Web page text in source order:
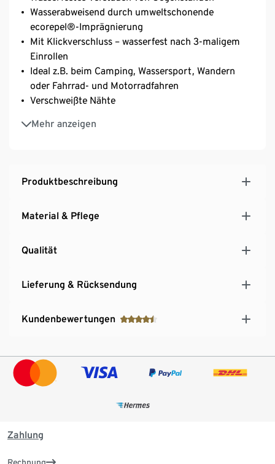
Wasserabweisend durch umweltschonende
ecorepel®-Imprägnierung
Mit Klickverschluss – wasserfest nach 3-maligem
Einrollen
Ideal z.B. beim Camping, Wassersport, Wandern
oder Fahrrad- und Motorradfahren
Verschweißte Nähte
Mehr anzeigen
Einfach verstaubar
Nicht für den dauerhaften Unterwassergebrauch
Produktbeschreibung
Material & Pflege
Qualität
Lieferung & Rücksendung
Kundenbewertungen
Zahlung